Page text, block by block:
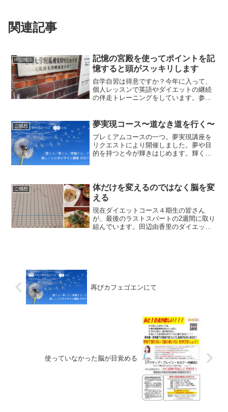
関連記事
IP記憶法
記憶の宮殿を使ってポイントを記
憶すると頭がスッキリします
自学自習は得意ですか？今年に入って、
個人レッスンで英語やダイエットの継続
の伴走トレーニングをしています。参加
間に時間を作って、コツコツコツコツ。
そうなんです、お気づき...
ご感想 夢実現コース〜道なき道を行く〜
プレミアムコースの一つ。夢実現講座を
リクエストにより開催しました。夢や目
的を持つと今が輝きはじめます。輝く今
の子供たちのためになると...
ご感想
体だけを変えるのではなく脳を変
える
現在ダイエットコース４期生の皆さん
が、最後のラストスパートの2週間に取り
組んでいます。田辺由香里のダイエット
再びカフェゴエンにて
使っていなかった脳が目覚める